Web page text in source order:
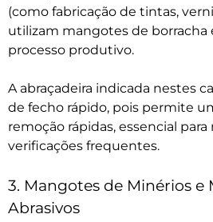
(como fabricação de tintas,
utilizam mangotes de borracha
processo produtivo.
A abraçadeira indicada nestes
de fecho rápido, pois permite
remoção rápidas, essencial
verificações frequentes.
3. Mangotes de Minérios e
Abrasivos